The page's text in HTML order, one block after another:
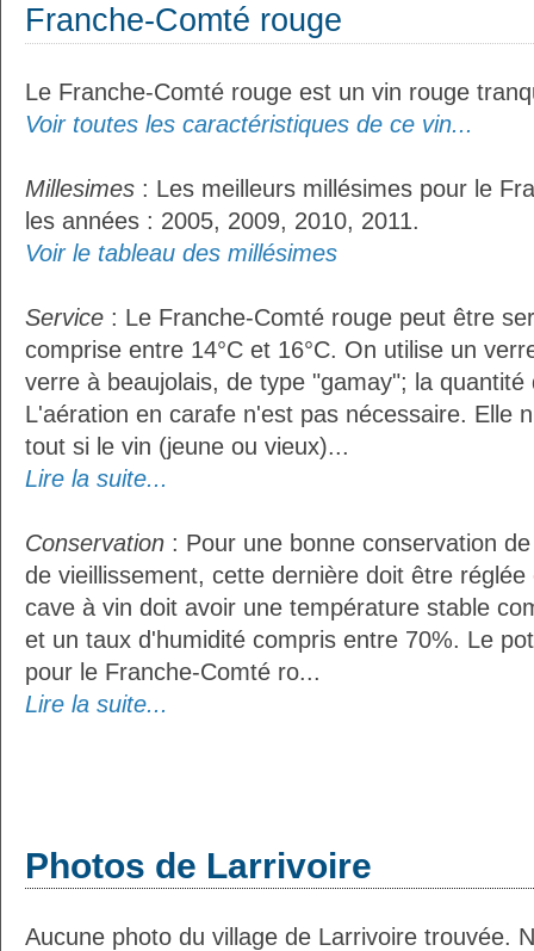
Franche-Comté rouge
Le Franche-Comté rouge est un vin rouge
Voir toutes les caractéristiques de ce vin...
Millesimes : Les meilleurs millésimes pour le
les années : 2005, 2009, 2010, 2011.
Voir le tableau des millésimes
Service : Le Franche-Comté rouge peut être
comprise entre 14°C et 16°C. On utilise un
verre à beaujolais, de type "gamay"; la
L'aération en carafe n'est pas nécessaire. Elle
tout si le vin (jeune ou vieux)...
Lire la suite...
Conservation : Pour une bonne conservation
de vieillissement, cette dernière doit être réglée
cave à vin doit avoir une température stable
et un taux d'humidité compris entre 70%. Le
pour le Franche-Comté ro...
Lire la suite...
Photos de Larrivoire
Aucune photo du village de Larrivoire trouvée.